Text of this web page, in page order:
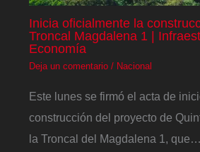
Inicia oficialmente la
Troncal Magdalena 1 |
Economía
Deja un comentario / Nacional
Este lunes se firmó el acta de
construcción del proyecto de
la Troncal del Magdalena 1, que…